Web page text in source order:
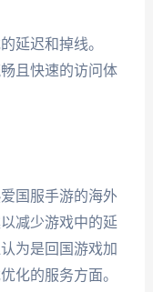
延迟和掉线。
且快速的访问体
国服手游的海外
减少游戏中的延
为是回国游戏加
化的服务方面。